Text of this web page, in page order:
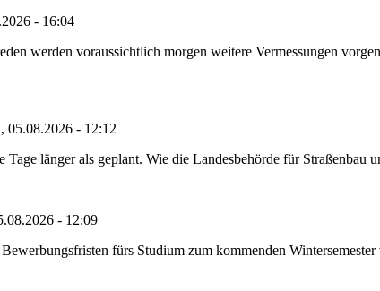
- 16:04
werden voraussichtlich morgen weitere Vermessungen
05.08.2026 - 12:12
länger als geplant. Wie die Landesbehörde für
- 12:09
fürs Studium zum kommenden